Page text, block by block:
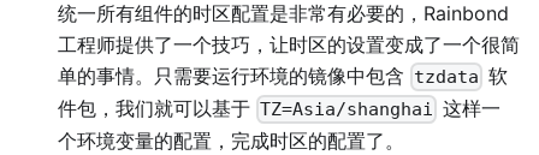
统一所有组件的时区配置是非常有必要的，Rainbond
工程师提供了一个技巧，让时区的设置变成了一个很简
单的事情。只需要运行环境的镜像中包含 tzdata 软
件包，我们就可以基于 TZ=Asia/shanghai 这样一
个环境变量的配置，完成时区的配置了。